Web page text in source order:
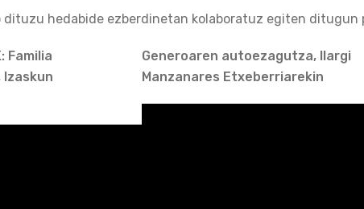
dituzu hedabide ezberdinetan kolaboratuz egiten
Familia
Generoaren autoezagutza, Ilargi
Manzanares Etxeberriarekin